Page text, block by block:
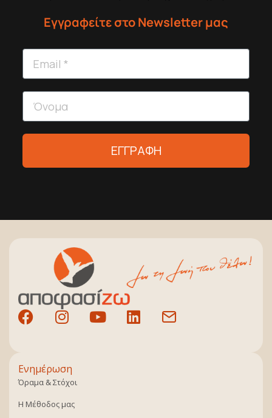
Εγγραφείτε στο Newsletter μας
ΕΓΓΡΑΦΗ
Ενημέρωση
Όραμα & Στόχοι
Η Μέθοδος μας